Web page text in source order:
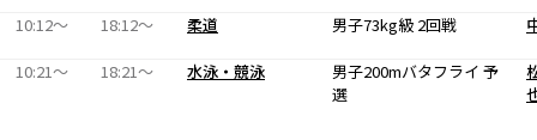
10:12〜 18:12〜 柔道 男子73kg級 2回戦
10:21〜 18:21〜 水泳・競泳
男子200mバタフライ 予
選